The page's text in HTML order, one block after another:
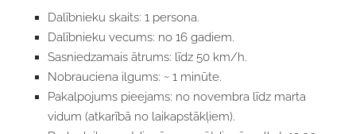
Dalībnieku skaits: 1 persona.
Dalībnieku vecums: no 16 gadiem.
Sasniedzamais ātrums: līdz 50 km/h.
Nobrauciena ilgums: ~ 1 minūte.
Pakalpojums pieejams: no novembra līdz marta
vidum (atkarībā no laikapstākļiem).